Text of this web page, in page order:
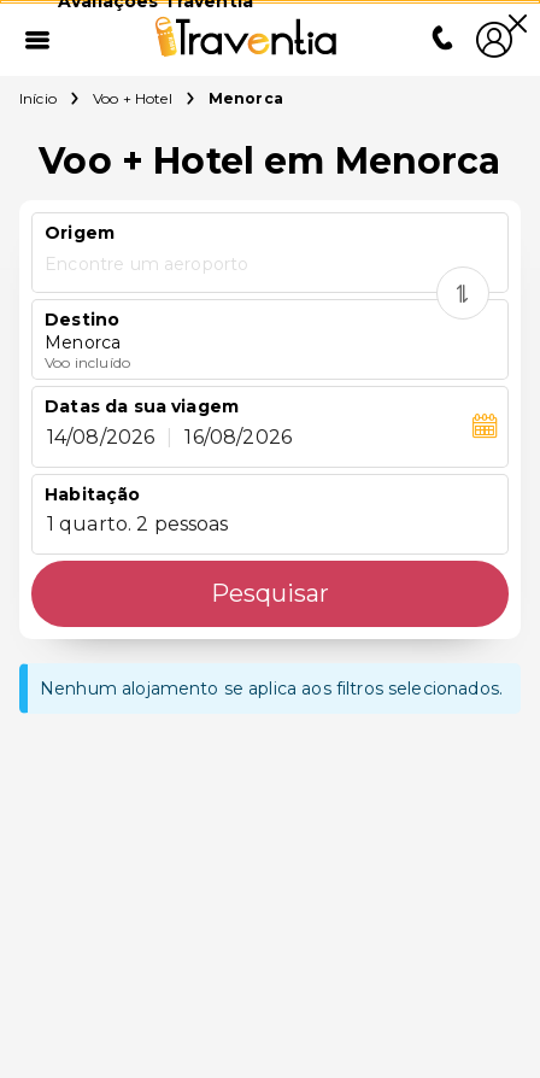
Início Voo + Hotel Menorca
Voo + Hotel em Menorca
Origem
Encontre um aeroporto
Destino
Menorca
Voo incluído
Datas da sua viagem
14/08/2026 16/08/2026
Habitação
1 quarto. 2 pessoas
Pesquisar
Nenhum alojamento se aplica aos filtros selecionados.